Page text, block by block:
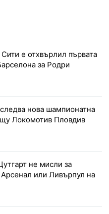
е отхвърлил първата
за Родри
нова шампионатна
Локомотив Пловдив
не мисли за
или Ливърпул на